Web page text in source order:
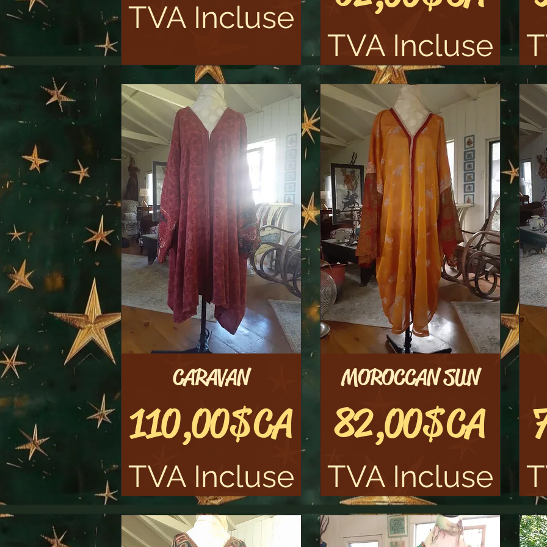
TVA Incluse
TVA Incluse
Aperçu rapide
CARAVAN
Prix
110,00 $CA
TVA Incluse
Aperçu rapide
MOROCCAN SUN
Prix
82,00 $CA
TVA Incluse